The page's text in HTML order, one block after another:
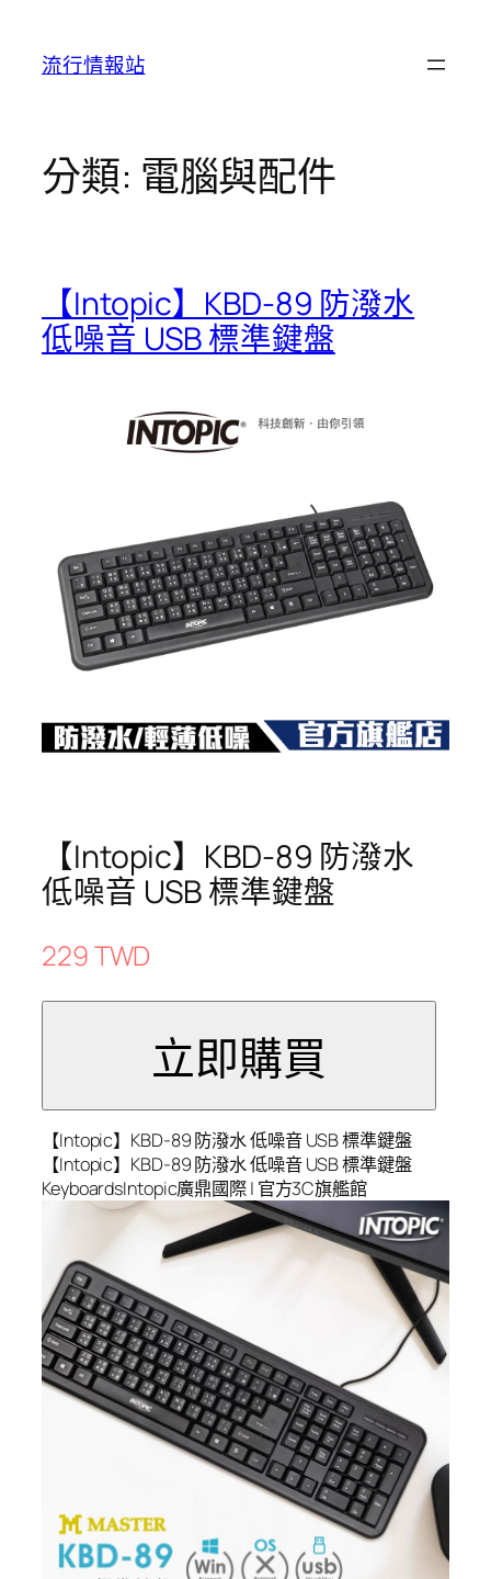
流行情報站
分類: 電腦與配件
【Intopic】KBD-89 防潑水
低噪音 USB 標準鍵盤
【Intopic】KBD-89 防潑水
低噪音 USB 標準鍵盤
229 TWD
【Intopic】KBD-89 防潑水 低噪音 USB 標準鍵盤
【Intopic】KBD-89 防潑水 低噪音 USB 標準鍵盤
KeyboardsIntopic廣鼎國際 | 官方3C旗艦館